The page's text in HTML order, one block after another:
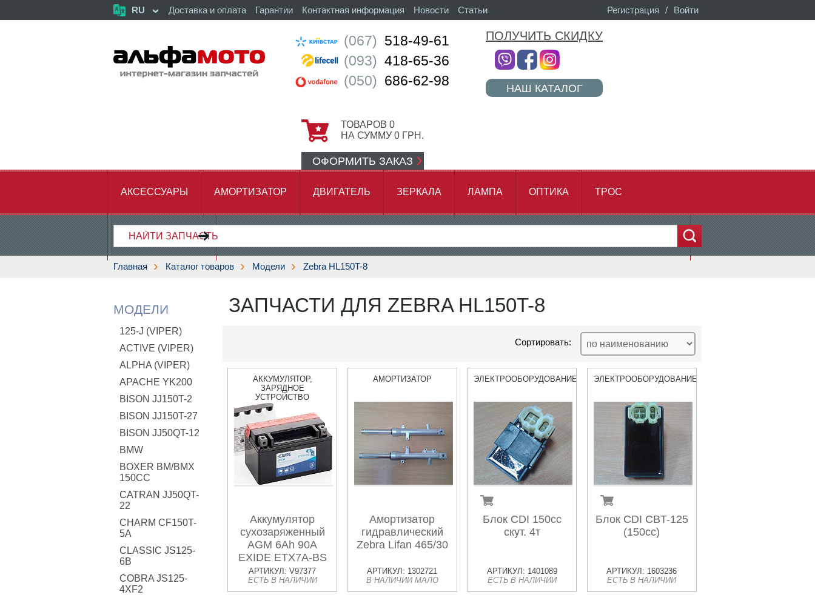
RU Доставка и оплата Гарантии Контактная информация Новости Статьи Войти
/
Регистрация
(067) 518-49-61
(093) 418-65-36
(050) 686-62-98
ПОЛУЧИТЬ СКИДКУ
НАШ КАТАЛОГ
ТОВАРОВ 0
НА СУММУ 0 ГРН.
ОФОРМИТЬ ЗАКАЗ
АКСЕССУАРЫ АМОРТИЗАТОР ДВИГАТЕЛЬ ЗЕРКАЛА ЛАМПА ОПТИКА ТРОС
ХОДОВАЯ ЧАСТЬ ...
Главная Каталог товаров Модели Zebra HL150T-8
МОДЕЛИ
125-J (VIPER)
ACTIVE (VIPER)
ALPHA (VIPER)
APACHE YK200
BISON JJ150T-2
BISON JJ150T-27
BISON JJ50QT-12
BMW
BOXER BM/ВМX
150CC
CATRAN JJ50QT-
22
CHARM CF150T-
5A
CLASSIC JS125-
6B
COBRA JS125-
4XF2
ЗАПЧАСТИ ДЛЯ ZEBRA HL150T-8
Сортировать:
АККУМУЛЯТОР,
ЗАРЯДНОЕ
УСТРОЙСТВО
Аккумулятор
сухозаряженный
AGM 6Ah 90A
EXIDE ETX7A-BS
= YTX7A-BS
150x87x94
АРТИКУЛ: V97377
ЕСТЬ В НАЛИЧИИ
АМОРТИЗАТОР
Амортизатор
гидравлический
Zebra Lifan 465/30
АРТИКУЛ: 1302721
В НАЛИЧИИ МАЛО
ЭЛЕКТРООБОРУДОВАНИЕ
Блок CDI 150cc
скут. 4т
АРТИКУЛ: 1401089
ЕСТЬ В НАЛИЧИИ
ЭЛЕКТРООБОРУДОВАНИЕ
Блок CDI CBT-125
(150cc)
АРТИКУЛ: 1603236
ЕСТЬ В НАЛИЧИИ